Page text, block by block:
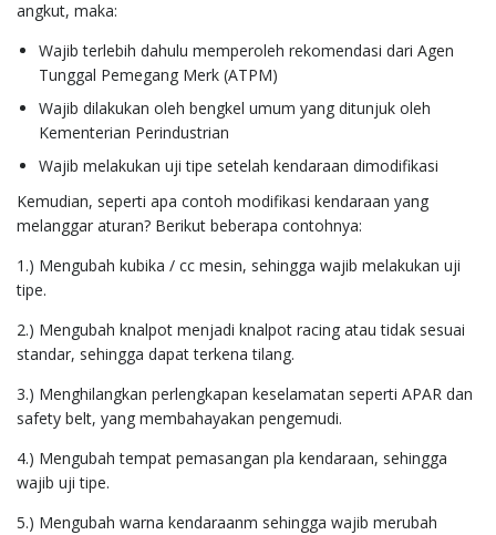
angkut, maka:
Wajib terlebih dahulu memperoleh rekomendasi dari Agen
Tunggal Pemegang Merk (ATPM)
Wajib dilakukan oleh bengkel umum yang ditunjuk oleh
Kementerian Perindustrian
Wajib melakukan uji tipe setelah kendaraan dimodifikasi
Kemudian, seperti apa contoh modifikasi kendaraan yang
melanggar aturan? Berikut beberapa contohnya:
1.) Mengubah kubika / cc mesin, sehingga wajib melakukan uji
tipe.
2.) Mengubah knalpot menjadi knalpot racing atau tidak sesuai
standar, sehingga dapat terkena tilang.
3.) Menghilangkan perlengkapan keselamatan seperti APAR dan
safety belt, yang membahayakan pengemudi.
4.) Mengubah tempat pemasangan pla kendaraan, sehingga
wajib uji tipe.
5.) Mengubah warna kendaraanm sehingga wajib merubah